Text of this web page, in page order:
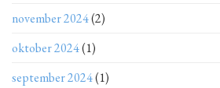
november 2024(2)
oktober 2024(1)
september 2024(1)